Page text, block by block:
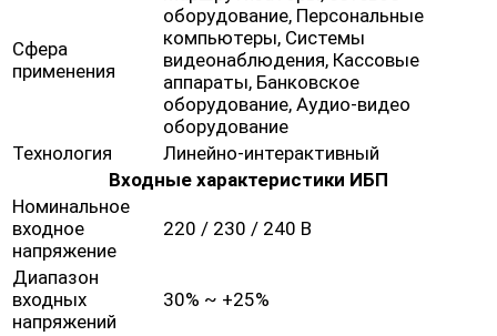
Сфера
применения
оборудование, Персональные
компьютеры, Системы
видеонаблюдения, Кассовые
аппараты, Банковское
оборудование, Аудио-видео
оборудование
Технология
Линейно-интерактивный
Входные характеристики ИБП
Номинальное
входное
напряжение
220 / 230 / 240 В
Диапазон
входных
напряжений
30% ~ +25%